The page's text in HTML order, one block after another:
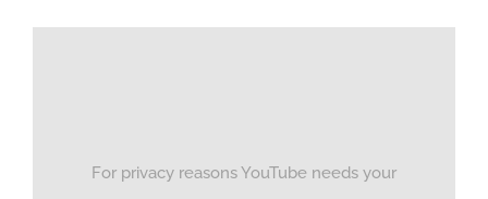
For privacy reasons YouTube needs your